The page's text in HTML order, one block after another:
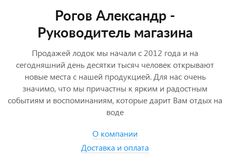
Рогов Александр -
Руководитель магазина
Продажей лодок мы начали с 2012 года и на
сегодняшний день десятки тысяч человек открывают
новые места с нашей продукцией. Для нас очень
значимо, что мы причастны к ярким и радостным
событиям и воспоминаниям, которые дарит Вам отдых на
воде
О компании
Доставка и оплата